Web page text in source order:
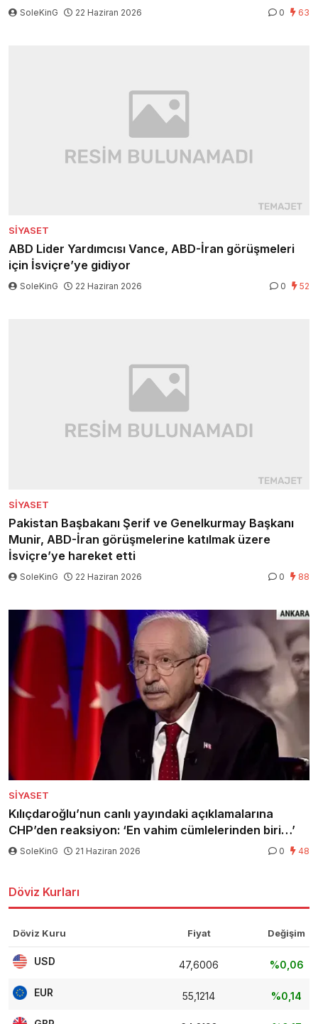
SoleKinG 22 Haziran 2026 0 63
SIYASET
ABD Lider Yardımcısı Vance, ABD-İran görüşmeleri
için İsviçre’ye gidiyor
SoleKinG 22 Haziran 2026 0 52
SIYASET
Pakistan Başbakanı Şerif ve Genelkurmay Başkanı
Munir, ABD-İran görüşmelerine katılmak üzere
İsviçre’ye hareket etti
SoleKinG 22 Haziran 2026 0 88
SIYASET
Kılıçdaroğlu’nun canlı yayındaki açıklamalarına
CHP’den reaksiyon: ‘En vahim cümlelerinden biri…’
SoleKinG 21 Haziran 2026 0 48
Döviz Kurları
Döviz Kuru Fiyat Değişim
USD 47,6006 %0,06
EUR 55,1214 %0,14